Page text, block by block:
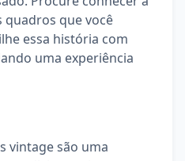
que você
essa história com
uma experiência
vintage são uma